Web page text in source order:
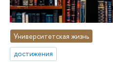
Университетская жизнь
достижения